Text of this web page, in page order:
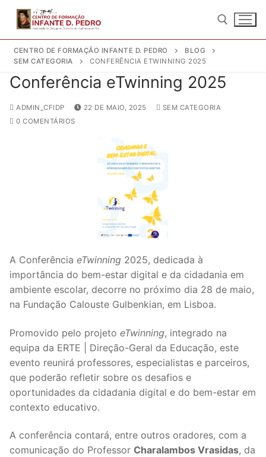
Saltar
para
conteúdo
Equipa
Organograma
Regulamento Interno
Modalidades
Plano de Formação
Avaliação Docente
Projetos
Contactos
FAQ
CENTRO DE FORMAÇÃO INFANTE D. PEDRO
BLOG
SEM CATEGORIA
CONFERÊNCIA ETWINNING 2025
Conferência eTwinning 2025
ADMIN_CFIDP 22 DE MAIO, 2025
SEM CATEGORIA
0 COMENTÁRIOS
A Conferência eTwinning 2025, dedicada à
importância do bem-estar digital e da cidadania em
ambiente escolar, decorre no próximo dia 28 de maio,
na Fundação Calouste Gulbenkian, em Lisboa.
Promovido pelo projeto eTwinning, integrado na
equipa da ERTE | Direção-Geral da Educação, este
evento reunirá professores, especialistas e parceiros,
que poderão refletir sobre os desafios e
oportunidades da cidadania digital e do bem-estar em
contexto educativo.
A conferência contará, entre outros oradores, com a
comunicação do Professor Charalambos Vrasidas, da